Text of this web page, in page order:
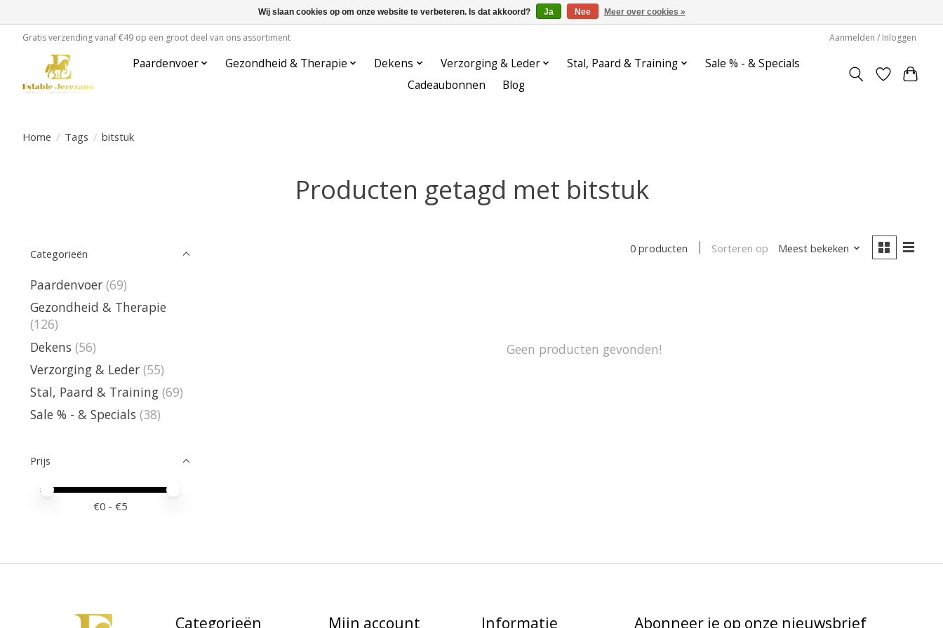
Gratis verzending vanaf €49 op een groot deel van ons assortiment Aanmelden / Inloggen
Paardenvoer Gezondheid & Therapie Dekens Verzorging & Leder Stal, Paard & Training
Sale % - & Specials
Cadeaubonnen
Blog
Home / Tags / bitstuk
Producten getagd met bitstuk
Categorieën
Paardenvoer (69)
Gezondheid & Therapie
(126)
Dekens (56)
Verzorging & Leder (55)
Stal, Paard & Training (69)
Sale % - & Specials (38)
Prijs
Minimale prijswaarde
Price maximum value
€0 - €5
0 producten Sorteren op Meest bekeken
Geen producten gevonden!
Categorieën Mijn account Informatie Abonneer je op onze nieuwsbrief
Wij slaan cookies op om onze website te verbeteren. Is dat akkoord? Ja Nee Meer over cookies »